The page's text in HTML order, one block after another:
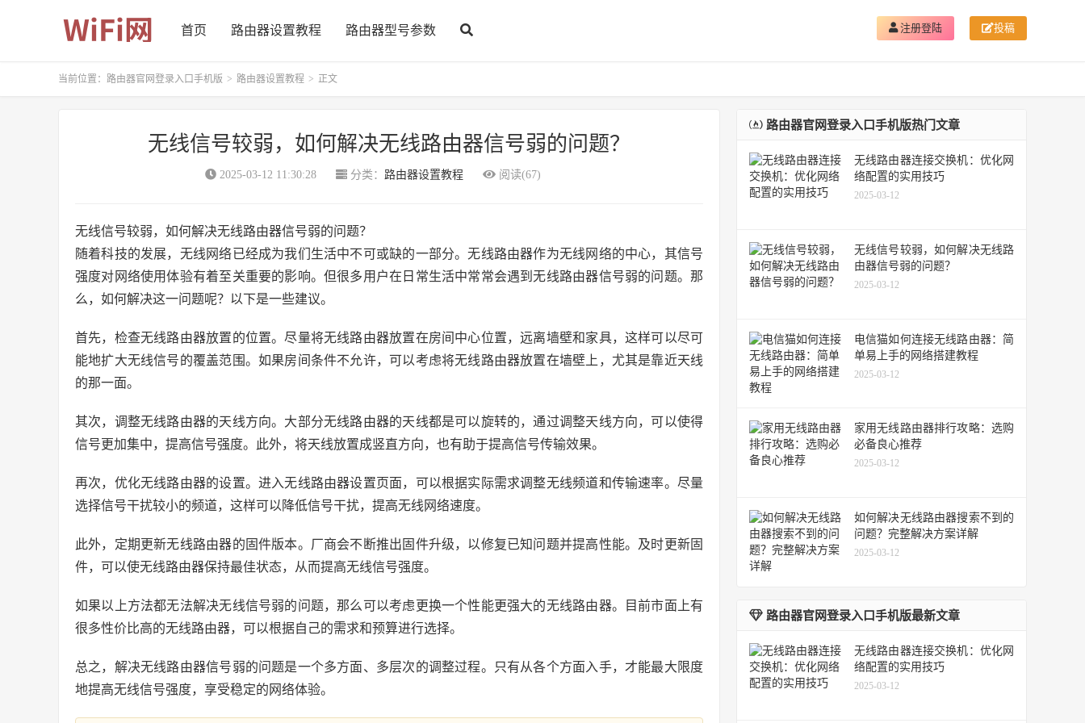
首页 路由器设置教程 路由器型号参数 注册登陆 投稿
当前位置： 路由器官网登录入口手机版 > 路由器设置教程 > 正文
无线信号较弱，如何解决无线路由器信号弱的问题？
2025-03-12 11:30:28 分类： 路由器设置教程 阅读(67)
无线信号较弱，如何解决无线路由器信号弱的问题？
随着科技的发展，无线网络已经成为我们生活中不可或缺的一部分。无线路由器作为无线网络的中心，其信号
强度对网络使用体验有着至关重要的影响。但很多用户在日常生活中常常会遇到无线路由器信号弱的问题。那
么，如何解决这一问题呢？以下是一些建议。
首先，检查无线路由器放置的位置。尽量将无线路由器放置在房间中心位置，远离墙壁和家具，这样可以尽可
能地扩大无线信号的覆盖范围。如果房间条件不允许，可以考虑将无线路由器放置在墙壁上，尤其是靠近天线
的那一面。
其次，调整无线路由器的天线方向。大部分无线路由器的天线都是可以旋转的，通过调整天线方向，可以使得
信号更加集中，提高信号强度。此外，将天线放置成竖直方向，也有助于提高信号传输效果。
再次，优化无线路由器的设置。进入无线路由器设置页面，可以根据实际需求调整无线频道和传输速率。尽量
选择信号干扰较小的频道，这样可以降低信号干扰，提高无线网络速度。
此外，定期更新无线路由器的固件版本。厂商会不断推出固件升级，以修复已知问题并提高性能。及时更新固
件，可以使无线路由器保持最佳状态，从而提高无线信号强度。
如果以上方法都无法解决无线信号弱的问题，那么可以考虑更换一个性能更强大的无线路由器。目前市面上有
很多性价比高的无线路由器，可以根据自己的需求和预算进行选择。
总之，解决无线路由器信号弱的问题是一个多方面、多层次的调整过程。只有从各个方面入手，才能最大限度
地提高无线信号强度，享受稳定的网络体验。
路由器官网登录入口手机版热门文章
无线路由器连接交换机：优化网
络配置的实用技巧
2025-03-12
无线信号较弱，如何解决无线路
由器信号弱的问题？
2025-03-12
电信猫如何连接无线路由器：简
单易上手的网络搭建教程
2025-03-12
家用无线路由器排行攻略：选购
必备良心推荐
2025-03-12
如何解决无线路由器搜索不到的
问题？完整解决方案详解
2025-03-12
路由器官网登录入口手机版最新文章
无线路由器连接交换机：优化网
络配置的实用技巧
2025-03-12